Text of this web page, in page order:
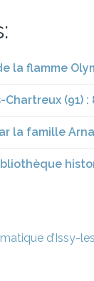
la flamme
(91) :
la famille
d’Issy-